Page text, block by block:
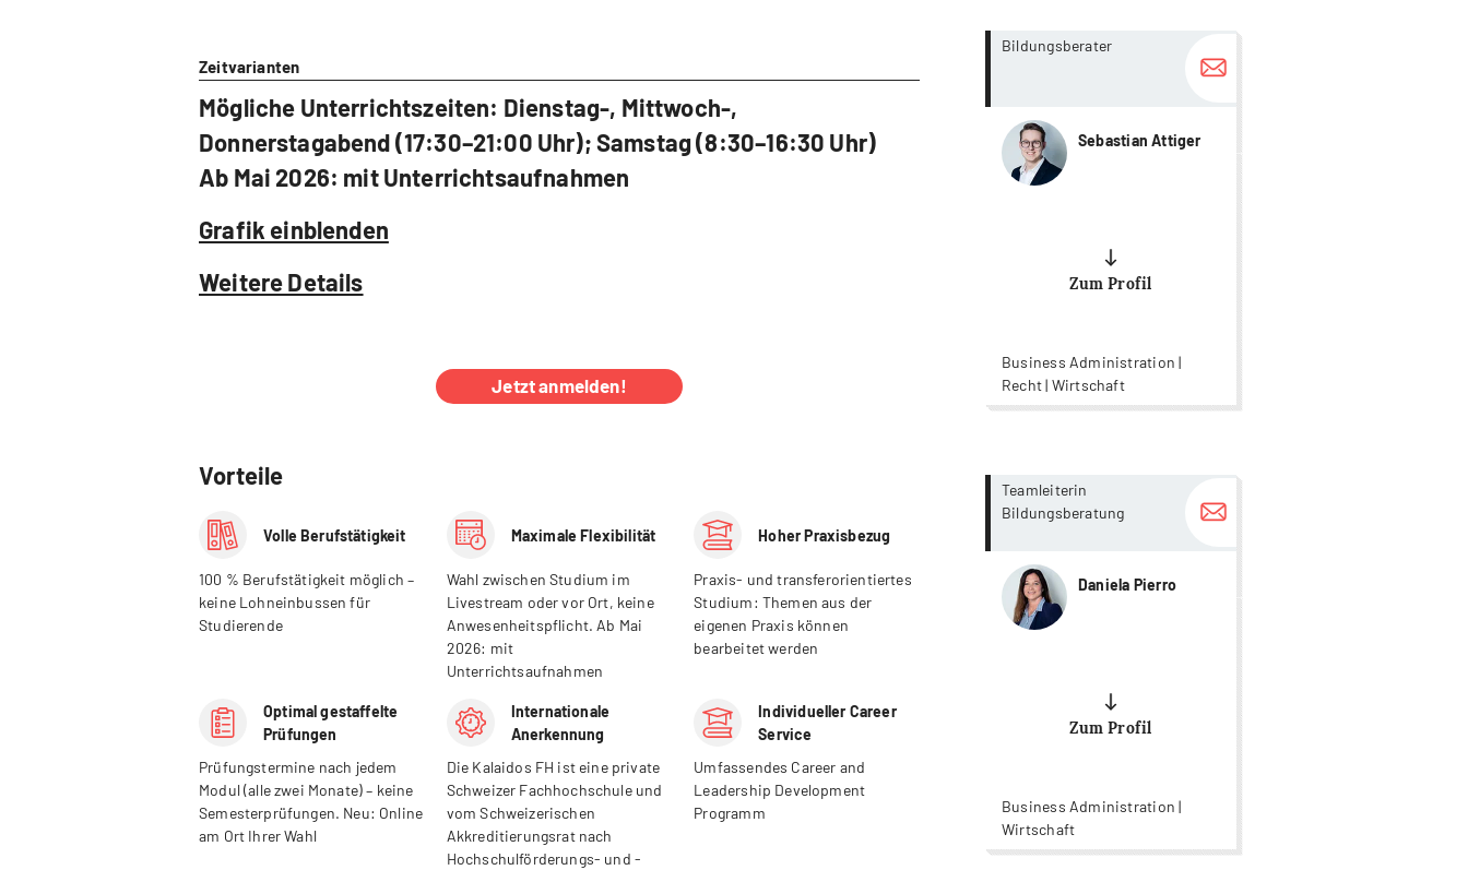
Zeitvarianten
Mögliche Unterrichtszeiten: Dienstag-, Mittwoch-,
Donnerstagabend (17:30–21:00 Uhr); Samstag (8:30–16:30 Uhr)
Ab Mai 2026: mit Unterrichtsaufnahmen
Grafik einblenden
Weitere Details
Jetzt anmelden!
Vorteile
Volle Berufstätigkeit
100 % Berufstätigkeit möglich –
keine Lohneinbussen für
Studierende
Maximale Flexibilität
Wahl zwischen Studium im
Livestream oder vor Ort, keine
Anwesenheitspflicht. Ab Mai
2026: mit
Unterrichtsaufnahmen
Hoher Praxisbezug
Praxis- und transferorientiertes
Studium: Themen aus der
eigenen Praxis können
bearbeitet werden
Optimal gestaffelte
Prüfungen
Prüfungstermine nach jedem
Modul (alle zwei Monate) – keine
Semesterprüfungen. Neu: Online
am Ort Ihrer Wahl
Internationale
Anerkennung
Die Kalaidos FH ist eine private
Schweizer Fachhochschule und
vom Schweizerischen
Akkreditierungsrat nach
Hochschulförderungs- und -
Individueller Career
Service
Umfassendes Career and
Leadership Development
Programm
Bildungsberater
Sebastian Attiger
Zum Profil
Business Administration |
Recht | Wirtschaft
more...
more...
Teamleiterin
Bildungsberatung
Daniela Pierro
Zum Profil
Business Administration |
Wirtschaft
more...
more...